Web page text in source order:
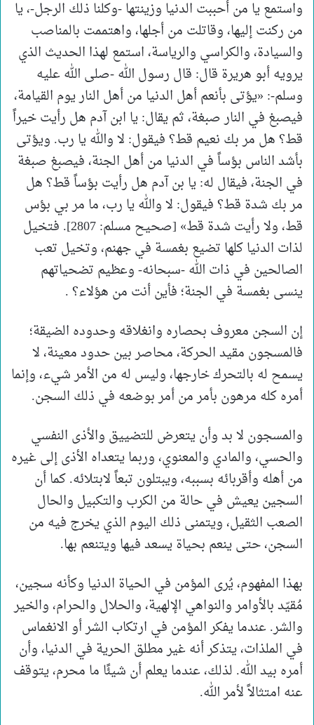
واستمع يا من أحببت الدنيا وزينتها -وكلنا ذلك الرجل-، يا
من ركنت إليها، وقاتلت من أجلها، واهتممت بالمناصب
والسيادة، والكراسي والرياسة، استمع لهذا الحديث الذي
يرويه أبو هريرة قال: قال رسول الله -صلى الله عليه
وسلم-: «يؤتى بأنعم أهل الدنيا من أهل النار يوم القيامة،
فيصبغ في النار صبغة، ثم يقال: يا ابن آدم هل رأيت خيراً
قط؟ هل مر بك نعيم قط؟ فيقول: لا والله يا رب. ويؤتى
بأشد الناس بؤساً في الدنيا من أهل الجنة، فيصبغ صبغة
في الجنة، فيقال له: يا بن آدم هل رأيت بؤساً قط؟ هل
مر بك شدة قط؟ فيقول: لا والله يا رب، ما مر بي بؤس
قط، ولا رأيت شدة قط» [صحيح مسلم: 2807]. فتخيل
لذات الدنيا كلها تضيع بغمسة في جهنم، وتخيل تعب
الصالحين في ذات الله -سبحانه- وعظيم تضحياتهم
ينسى بغمسة في الجنة؛ فأين أنت من هؤلاء؟ .
إن السجن معروف بحصاره وانغلاقه وحدوده الضيقة؛
فالمسجون مقيد الحركة، محاصر بين حدود معينة، لا
يسمح له بالتحرك خارجها، وليس له من الأمر شيء، وإنما
أمره كله مرهون بأمر من أمر بوضعه في ذلك السجن.
والمسجون لا بد وأن يتعرض للتضييق والأذى النفسي
والحسي، والمادي والمعنوي، وربما يتعداه الأذى إلى غيره
من أهله وأقربائه بسببه، ويبتلون تبعاً لابتلائه. كما أن
السجين يعيش في حالة من الكرب والتكبيل والحال
الصعب الثقيل، ويتمنى ذلك اليوم الذي يخرج فيه من
السجن، حتى ينعم بحياة يسعد فيها ويتنعم بها.
بهذا المفهوم، يُرى المؤمن في الحياة الدنيا وكأنه سجين،
مُقيّد بالأوامر والنواهي الإلهية، والحلال والحرام، والخير
والشر. عندما يفكر المؤمن في ارتكاب الشر أو الانغماس
في الملذات، يتذكر أنه غير مطلق الحرية في الدنيا، وأن
أمره بيد الله. لذلك، عندما يعلم أن شيئًا ما محرم، يتوقف
عنه امتثالاً لأمر الله.